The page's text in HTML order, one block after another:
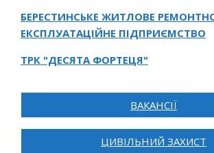
БЕРЕСТИНСЬКЕ ЖИТЛОВЕ
ЕКСПЛУАТАЦІЙНЕ ПІДПРИЄМСТВО
ТРК "ДЕСЯТА ФОРТЕЦЯ"
ВАКАНСІЇ
ЦИВІЛЬНИЙ ЗАХИСТ